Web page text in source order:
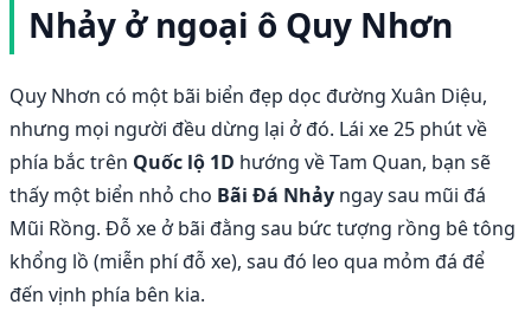
Nhảy ở ngoại ô Quy Nhơn
Quy Nhơn có một bãi biển đẹp dọc đường Xuân Diệu,
nhưng mọi người đều dừng lại ở đó. Lái xe 25 phút về
phía bắc trên Quốc lộ 1D hướng về Tam Quan, bạn sẽ
thấy một biển nhỏ cho Bãi Đá Nhảy ngay sau mũi đá
Mũi Rồng. Đỗ xe ở bãi đằng sau bức tượng rồng bê tông
khổng lồ (miễn phí đỗ xe), sau đó leo qua mỏm đá để
đến vịnh phía bên kia.